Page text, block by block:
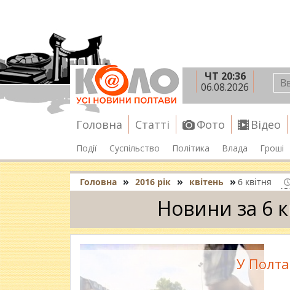
ЧТ 20:36
06.08.2026
Головна Статті Фото Відео
Події Суспільство Політика Влада Гроші
Головна » 2016 рік » квітень » 6 квітня
Новини за 6
У